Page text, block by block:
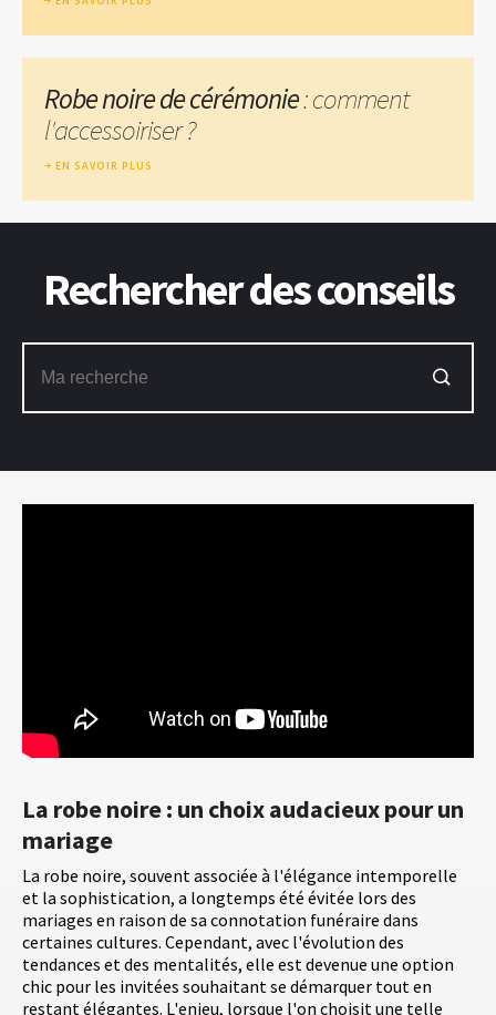
La robe noire : un choix audacieux pour un
mariage
La robe noire, souvent associée à l'élégance intemporelle
et la sophistication, a longtemps été évitée lors des
mariages en raison de sa connotation funéraire dans
certaines cultures. Cependant, avec l'évolution des
tendances et des mentalités, elle est devenue une option
chic pour les invitées souhaitant se démarquer tout en
restant élégantes. L'enjeu, lorsque l'on choisit une telle
Robe noire de cérémonie: comment
l'accessoiriser ?
EN SAVOIR PLUS
Rechercher des conseils